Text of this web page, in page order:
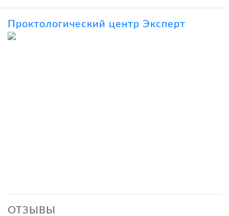
Проктологический центр Эксперт
ОТЗЫВЫ